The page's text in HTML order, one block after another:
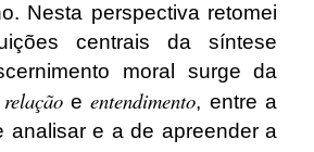
Nesta perspectiva retomei
centrais da síntese
moral surge da
relação eentendimento, entre a
analisar e a de apreender a